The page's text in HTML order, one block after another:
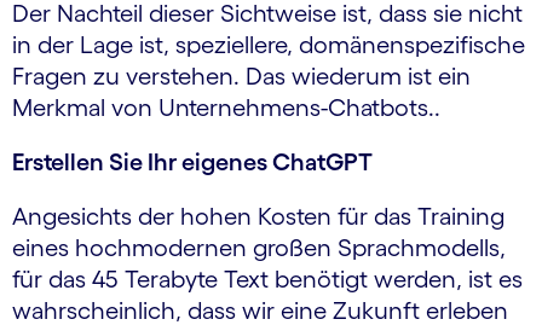
Der Nachteil dieser Sichtweise ist, dass sie nicht
in der Lage ist, speziellere, domänenspezifische
Fragen zu verstehen. Das wiederum ist ein
Merkmal von Unternehmens-Chatbots..
Erstellen Sie Ihr eigenes ChatGPT
Angesichts der hohen Kosten für das Training
eines hochmodernen großen Sprachmodells,
für das 45 Terabyte Text benötigt werden, ist es
wahrscheinlich, dass wir eine Zukunft erleben